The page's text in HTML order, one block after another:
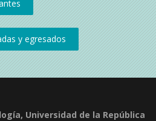
Universidad de la República